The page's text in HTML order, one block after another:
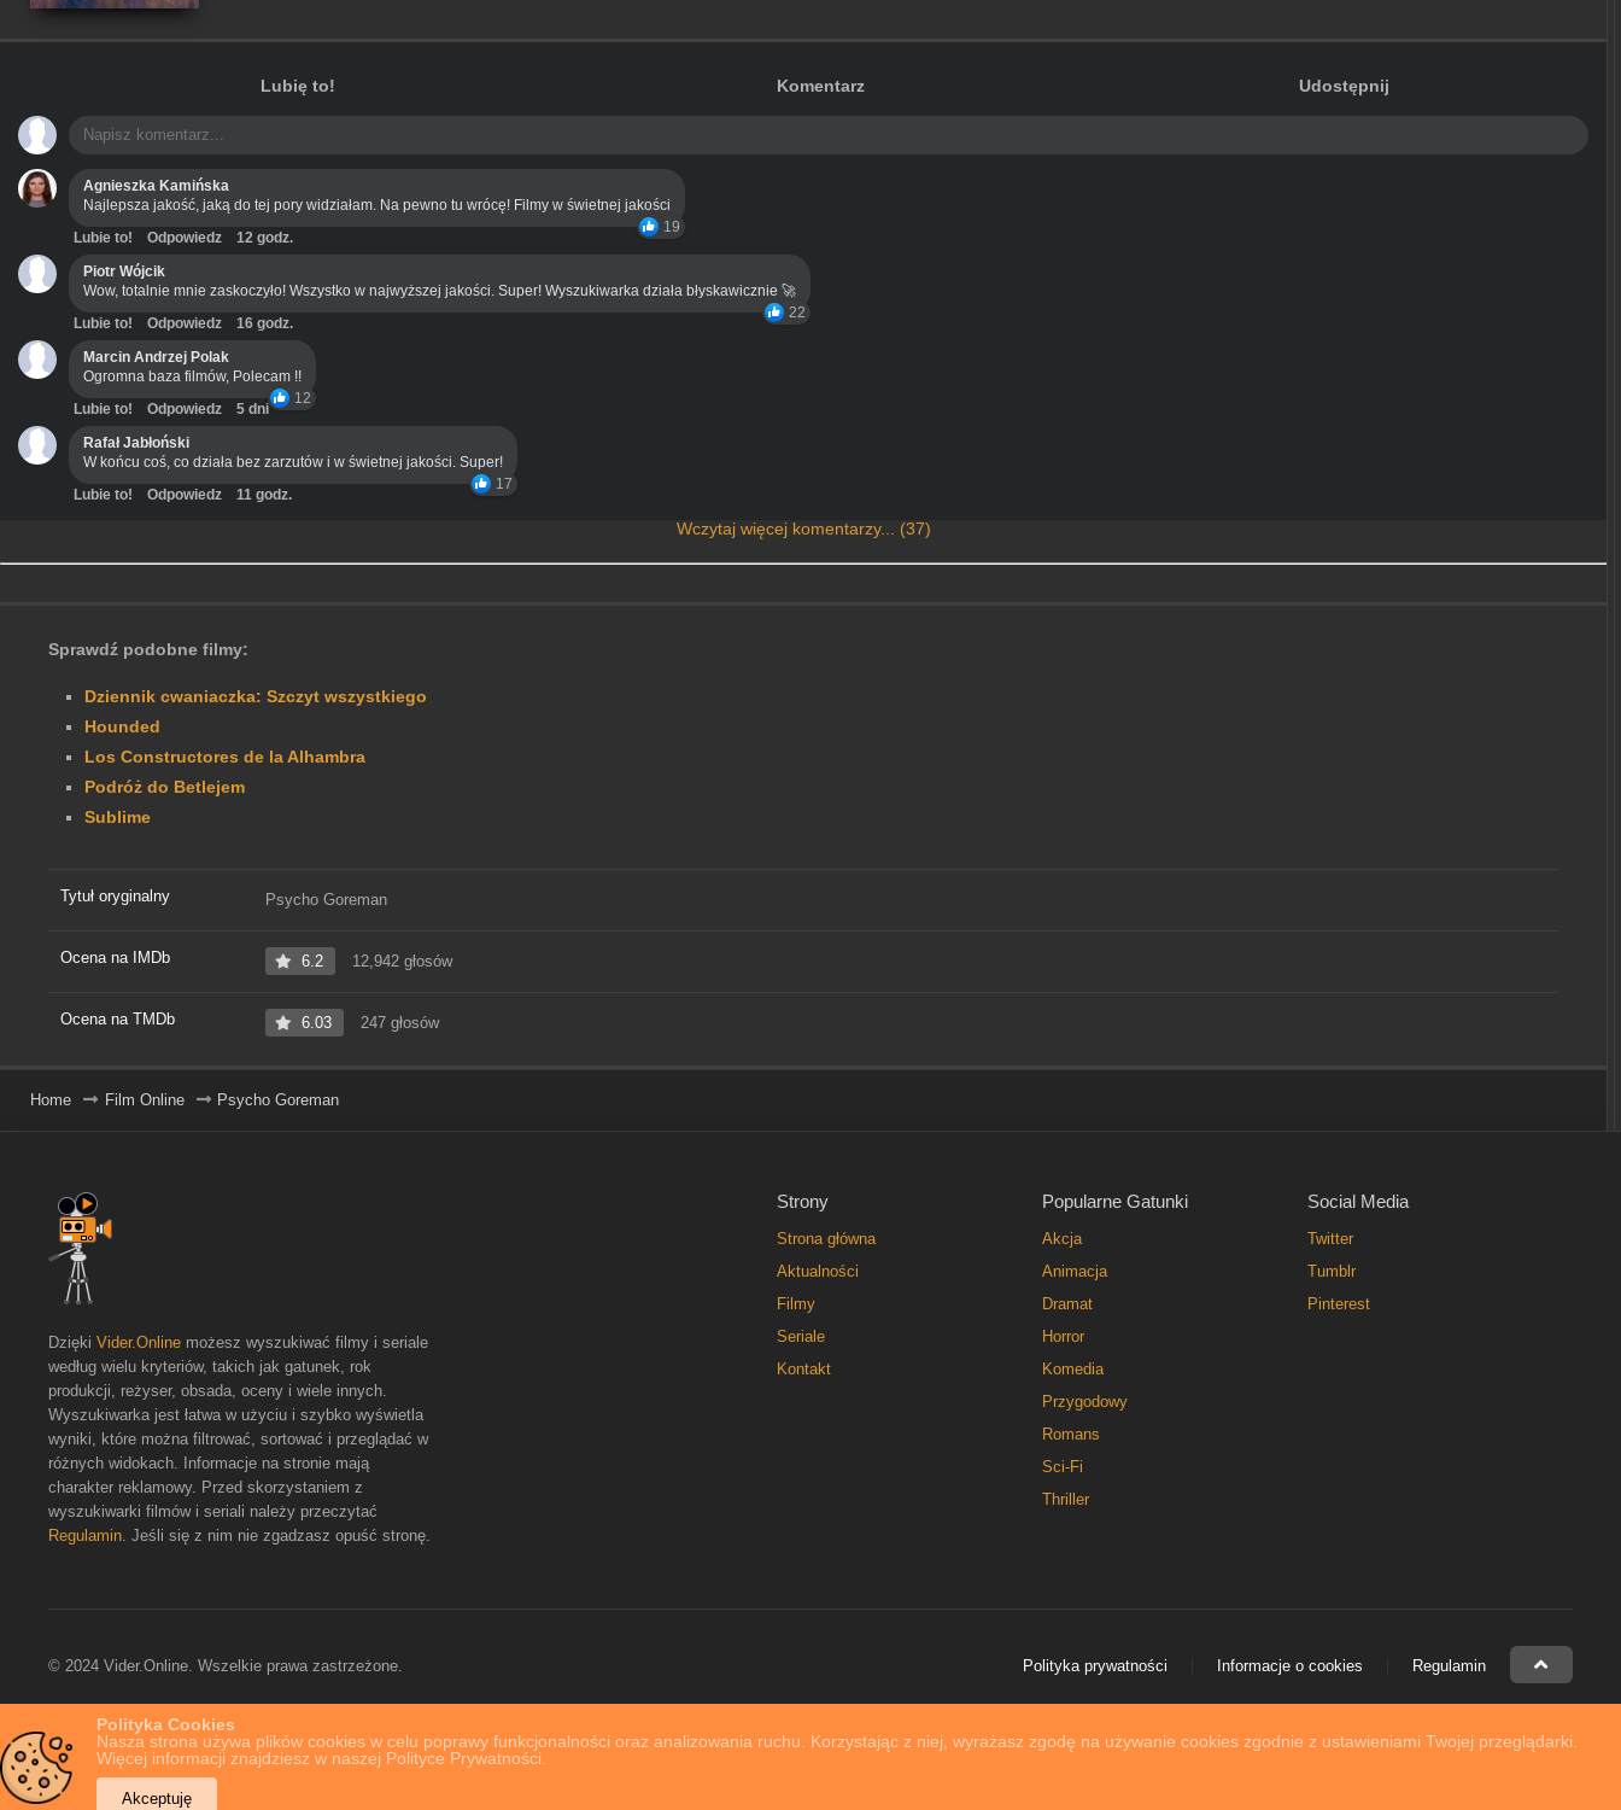
Polityka Cookies
Nasza strona używa plików cookies w celu poprawy funkcjonalności oraz analizowania ruchu. Korzystając z niej, wyrażasz zgodę na używanie cookies zgodnie z ustawieniami Twojej przeglądarki.
Więcej informacji znajdziesz w naszej Polityce Prywatności.
Akceptuję
Lubię to! Komentarz Udostępnij
Agnieszka Kamińska
Najlepsza jakość, jaką do tej pory widziałam. Na pewno tu wrócę! Filmy w świetnej jakości
19
Lubie to! Odpowiedz
12 godz.
Piotr Wójcik
Wow, totalnie mnie zaskoczyło! Wszystko w najwyższej jakości. Super! Wyszukiwarka działa błyskawicznie 🚀
22
Lubie to! Odpowiedz
16 godz.
Marcin Andrzej Polak
Ogromna baza filmów, Polecam !!
12
Lubie to! Odpowiedz
5 dni
Rafał Jabłoński
W końcu coś, co działa bez zarzutów i w świetnej jakości. Super!
17
Lubie to! Odpowiedz 11 godz.
Wczytaj więcej komentarzy... (37)
Sprawdź podobne filmy:
Dziennik cwaniaczka: Szczyt wszystkiego
Hounded
Los Constructores de la Alhambra
Podróż do Betlejem
Sublime
Tytuł oryginalny Psycho Goreman
Ocena na IMDb 6.2 12,942 głosów
Ocena na TMDb 6.03 247 głosów
Home Film Online Psycho Goreman
Strony
Strona główna
Aktualności
Filmy
Seriale
Kontakt
Popularne Gatunki
Akcja
Animacja
Dramat
Horror
Komedia
Przygodowy
Romans
Sci-Fi
Thriller
Social Media
Twitter
Tumblr
Pinterest
Dzięki Vider.Online możesz wyszukiwać filmy i seriale
według wielu kryteriów, takich jak gatunek, rok
produkcji, reżyser, obsada, oceny i wiele innych.
Wyszukiwarka jest łatwa w użyciu i szybko wyświetla
wyniki, które można filtrować, sortować i przeglądać w
różnych widokach. Informacje na stronie mają
charakter reklamowy. Przed skorzystaniem z
wyszukiwarki filmów i seriali należy przeczytać
Regulamin. Jeśli się z nim nie zgadzasz opuść stronę.
© 2024 Vider.Online. Wszelkie prawa zastrzeżone. Polityka prywatności Informacje o cookies Regulamin